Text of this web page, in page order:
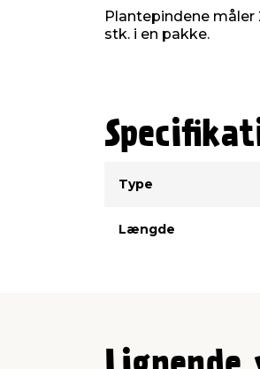
Plantepindene måler
stk. i en pakke.
Type
Længde